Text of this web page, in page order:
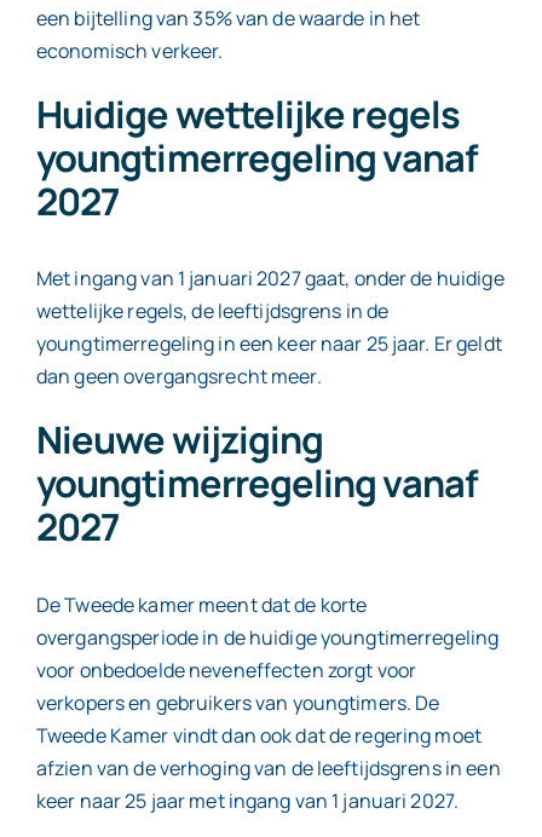
een bijtelling van 35% van de waarde in het
economisch verkeer.
Huidige wettelijke regels
youngtimerregeling vanaf
2027
Met ingang van 1 januari 2027 gaat, onder de huidige
wettelijke regels, de leeftijdsgrens in de
youngtimerregeling in een keer naar 25 jaar. Er geldt
dan geen overgangsrecht meer.
Nieuwe wijziging
youngtimerregeling vanaf
2027
De Tweede kamer meent dat de korte
overgangsperiode in de huidige youngtimerregeling
voor onbedoelde neveneffecten zorgt voor
verkopers en gebruikers van youngtimers. De
Tweede Kamer vindt dan ook dat de regering moet
afzien van de verhoging van de leeftijdsgrens in een
keer naar 25 jaar met ingang van 1 januari 2027.